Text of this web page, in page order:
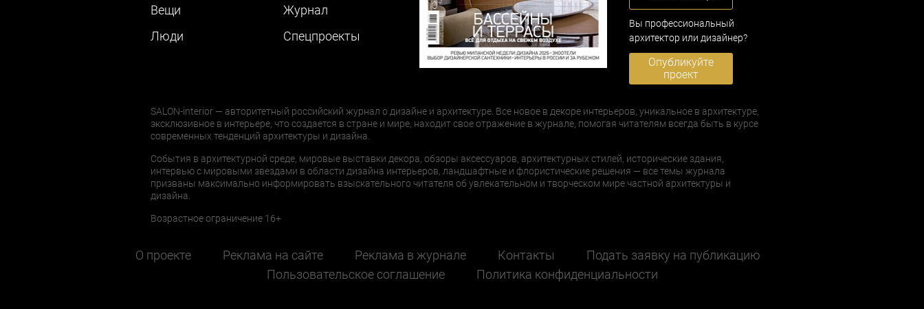
Вещи
Люди
Журнал
Cпецпроекты
Вы профессиональный
архитектор или дизайнер?
Опубликуйте
проект
SALON-interior — авторитетный российский журнал о дизайне и архитектуре. Все новое в декоре интерьеров, уникальное в архитектуре,
эксклюзивное в интерьере, что создается в стране и мире, находит свое отражение в журнале, помогая читателям всегда быть в курсе
современных тенденций архитектуры и дизайна.
События в архитектурной среде, мировые выставки декора, обзоры аксессуаров, архитектурных стилей, исторические здания,
интервью с мировыми звездами в области дизайна интерьеров, ландшафтные и флористические решения — все темы журнала
призваны максимально информировать взыскательного читателя об увлекательном и творческом мире частной архитектуры и
дизайна.
Возрастное ограничение 16+
О проекте Реклама на сайте Реклама в журнале Контакты
Подать заявку на публикацию
Пользовательское соглашение
Политика конфиденциальности